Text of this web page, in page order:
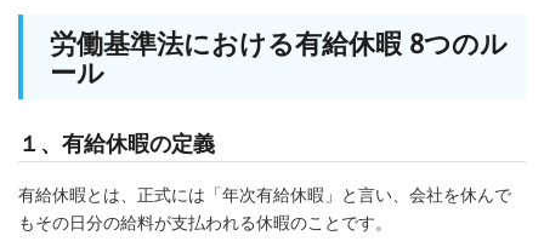
労働基準法における有給休暇 8つのル
ール
１、有給休暇の定義
有給休暇とは、正式には「年次有給休暇」と言い、会社を休んで
もその日分の給料が支払われる休暇のことです。